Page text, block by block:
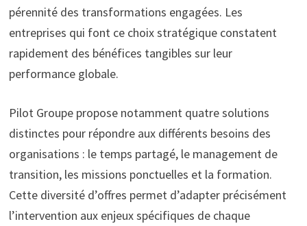
pérennité des transformations engagées. Les
entreprises qui font ce choix stratégique constatent
rapidement des bénéfices tangibles sur leur
performance globale.
Pilot Groupe propose notamment quatre solutions
distinctes pour répondre aux différents besoins des
organisations : le temps partagé, le management de
transition, les missions ponctuelles et la formation.
Cette diversité d’offres permet d’adapter précisément
l’intervention aux enjeux spécifiques de chaque